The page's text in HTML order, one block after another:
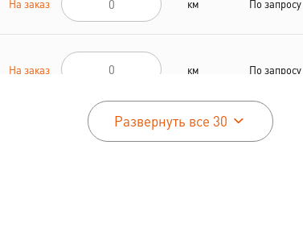
На заказ км По запросу
На заказ км По запросу
км По запросу
Развернуть все 30